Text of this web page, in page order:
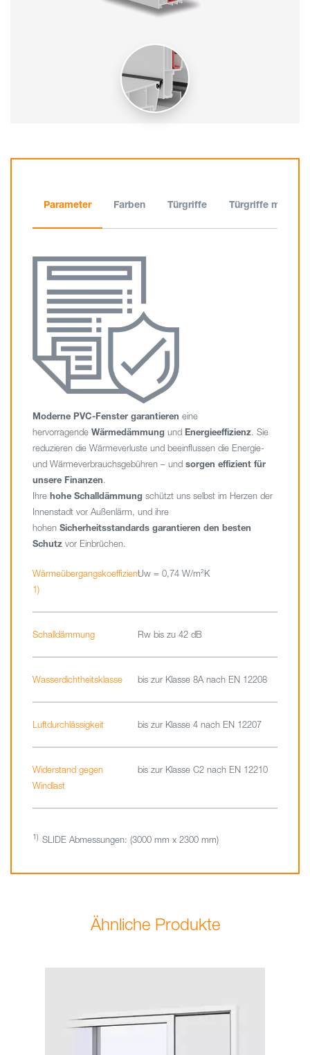
Parameter Farben Türgriffe Türgriffe mit
Moderne PVC-Fenster garantieren eine
hervorragende Wärmedämmung und Energieeffizienz. Sie
reduzieren die Wärmeverluste und beeinflussen die Energie-
und Wärmeverbrauchsgebühren – und sorgen effizient für
unsere Finanzen.
Ihre hohe Schalldämmung schützt uns selbst im Herzen der
Innenstadt vor Außenlärm, und ihre
hohen Sicherheitsstandards garantieren den besten
Schutz vor Einbrüchen.
Wärmeübergangskoeffizient
1)
Uw = 0,74 W/m²K
Schalldämmung Rw bis zu 42 dB
Wasserdichtheitsklasse bis zur Klasse 8A nach EN 12208
Luftdurchlässigkeit bis zur Klasse 4 nach EN 12207
Widerstand gegen
Windlast
bis zur Klasse C2 nach EN 12210
SLIDE Abmessungen: (3000 mm x 2300 mm)
Ähnliche Produkte